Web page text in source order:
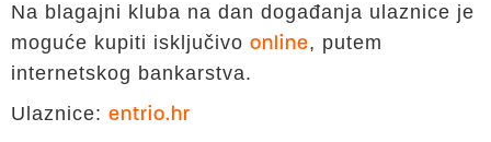
Na blagajni kluba na dan događanja ulaznice je
moguće kupiti isključivo online, putem
internetskog bankarstva.
Ulaznice: entrio.hr